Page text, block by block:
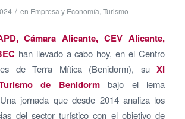
/ en Empresa y Economía, Turismo
Cámara Alicante, CEV Alicante,
han llevado a cabo hoy, en el Centro
de Terra Mítica (Benidorm), suXI
de Benidormbajo el lema
jornada que desde 2014 analiza los
del sector turístico con el objetivo de